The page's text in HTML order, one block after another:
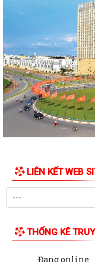
PHƯỜNG NGÔ QUYỀN
NGƯỜI CÓ CÔNG NHÂN
PHƯỜNG NGÔ QUYỀN
NĂM NGÀY THƯƠNG
UBND PHƯỜNG NGÔ
NGHỊ ĐỐI THOẠI DOANH
PHƯỜNG NGÔ QUYỀN
SÁP NHẬP
HỘI ĐỒNG NHÂN DÂN
HỌP THỨ 4, KHÓA II,
PHƯỜNG NGÔ QUYỀN
Kỳ họp thứ 4 HĐND
LIÊN KẾT WEB
THỐNG KÊ
Đang online: